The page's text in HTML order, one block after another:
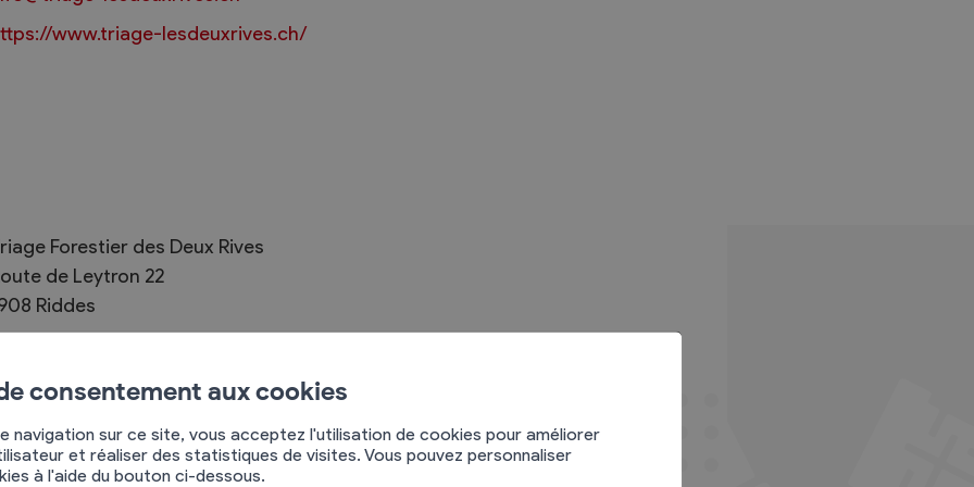
Services autofinancés
Culture et sport
www.triage-lesdeuxrives.ch/
Forestier des Deux Rives
de Leytron 22
Riddes
625 46 92
semi-publique au service des forêts des
Chamoson, ainsi qu'au service des
consentement aux cookies
navigation sur ce site, vous acceptez l'utilisation de cookies pour améliorer
et réaliser des statistiques de visites. Vous pouvez personnaliser
à l'aide du bouton ci-dessous.